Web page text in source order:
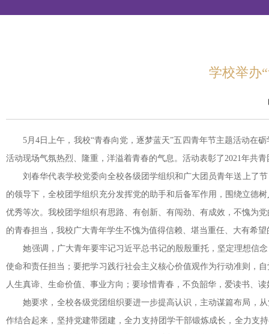
学校举办
5月4日上午，我校“青春向党，逐梦蓝天”五四青年节主题活动在
活动现场气氛热烈、隆重，洋溢着青春的气息。活动表彰了2021年共
刘春华代表学校党委向全校各级团学组织和广大团员青年送上了节
的领导下，全校团学组织充分发挥党的助手和后备军作用，围绕立德
优秀等次。我校团学组织有思路、有创新、有闯劲、有成效，不愧为
的青春担当，我校广大青年学生不愧为值得信赖、堪当重任、大有希望
她强调，广大青年要牢记习近平总书记的殷殷重托，坚定理想信
使命和责任担当；要把学习践行社会主义核心价值观作为行动准则，
人生真谛、生命价值、事业方向；要珍惜青春，不负韶华，爱读书、
她要求，全校各级党团组织要进一步提高认识，主动谋篇布局，从
作结合起来，坚持党建带团建，全力支持团学干部锻炼成长，全力支